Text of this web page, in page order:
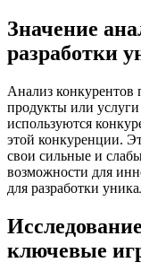
Значение
разработки
Анализ конкурентов
продукты или услуги
используются
этой конкуренции.
свои сильные и
возможности для
для разработки
ключевые